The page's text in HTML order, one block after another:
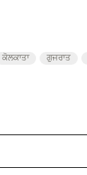
ਕੋਲਕਾਤਾ ਗੁਜਰਾਤ